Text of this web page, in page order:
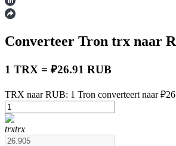
Converteer Tron trx naar
1 TRX = ₽26.91 RUB
TRX naar RUB: 1 Tron converteert naar
trxtrx